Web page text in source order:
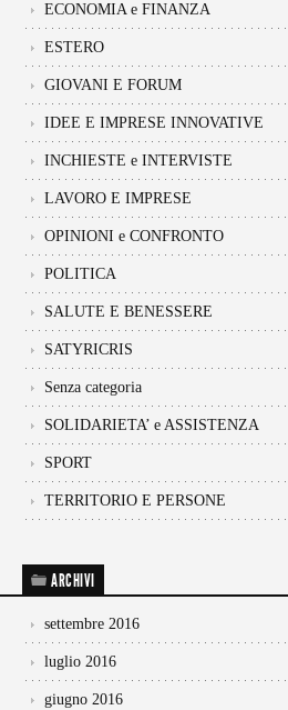
ECONOMIA e FINANZA
ESTERO
GIOVANI E FORUM
IDEE E IMPRESE INNOVATIVE
INCHIESTE e INTERVISTE
LAVORO E IMPRESE
OPINIONI e CONFRONTO
POLITICA
SALUTE E BENESSERE
SATYRICRIS
Senza categoria
SOLIDARIETA’ e ASSISTENZA
SPORT
TERRITORIO E PERSONE
ARCHIVI
settembre 2016
luglio 2016
giugno 2016